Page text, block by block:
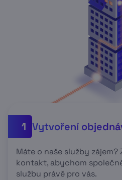
1 Vytvoření
Máte o naše služby
kontakt, abychom
službu právě pro vás.